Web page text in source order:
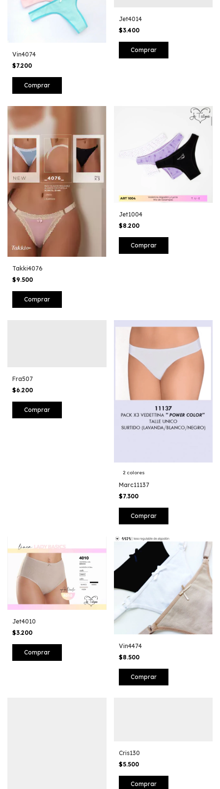
Vin4074
$7.200
Comprar
Jet4014
$3.400
Takki4076
$9.500
Comprar
Jet1004
$8.200
Comprar
Fra507
$6.200
Comprar
2 colores
Marc11137
$7.300
Comprar
Jet4010
$3.200
Vin4474
$8.500
Comprar
Cris130
$5.500